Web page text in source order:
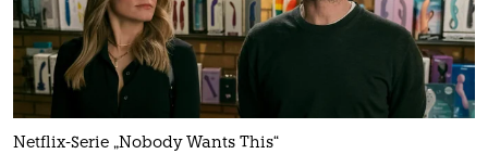
Netflix-Serie „Nobody Wants This“